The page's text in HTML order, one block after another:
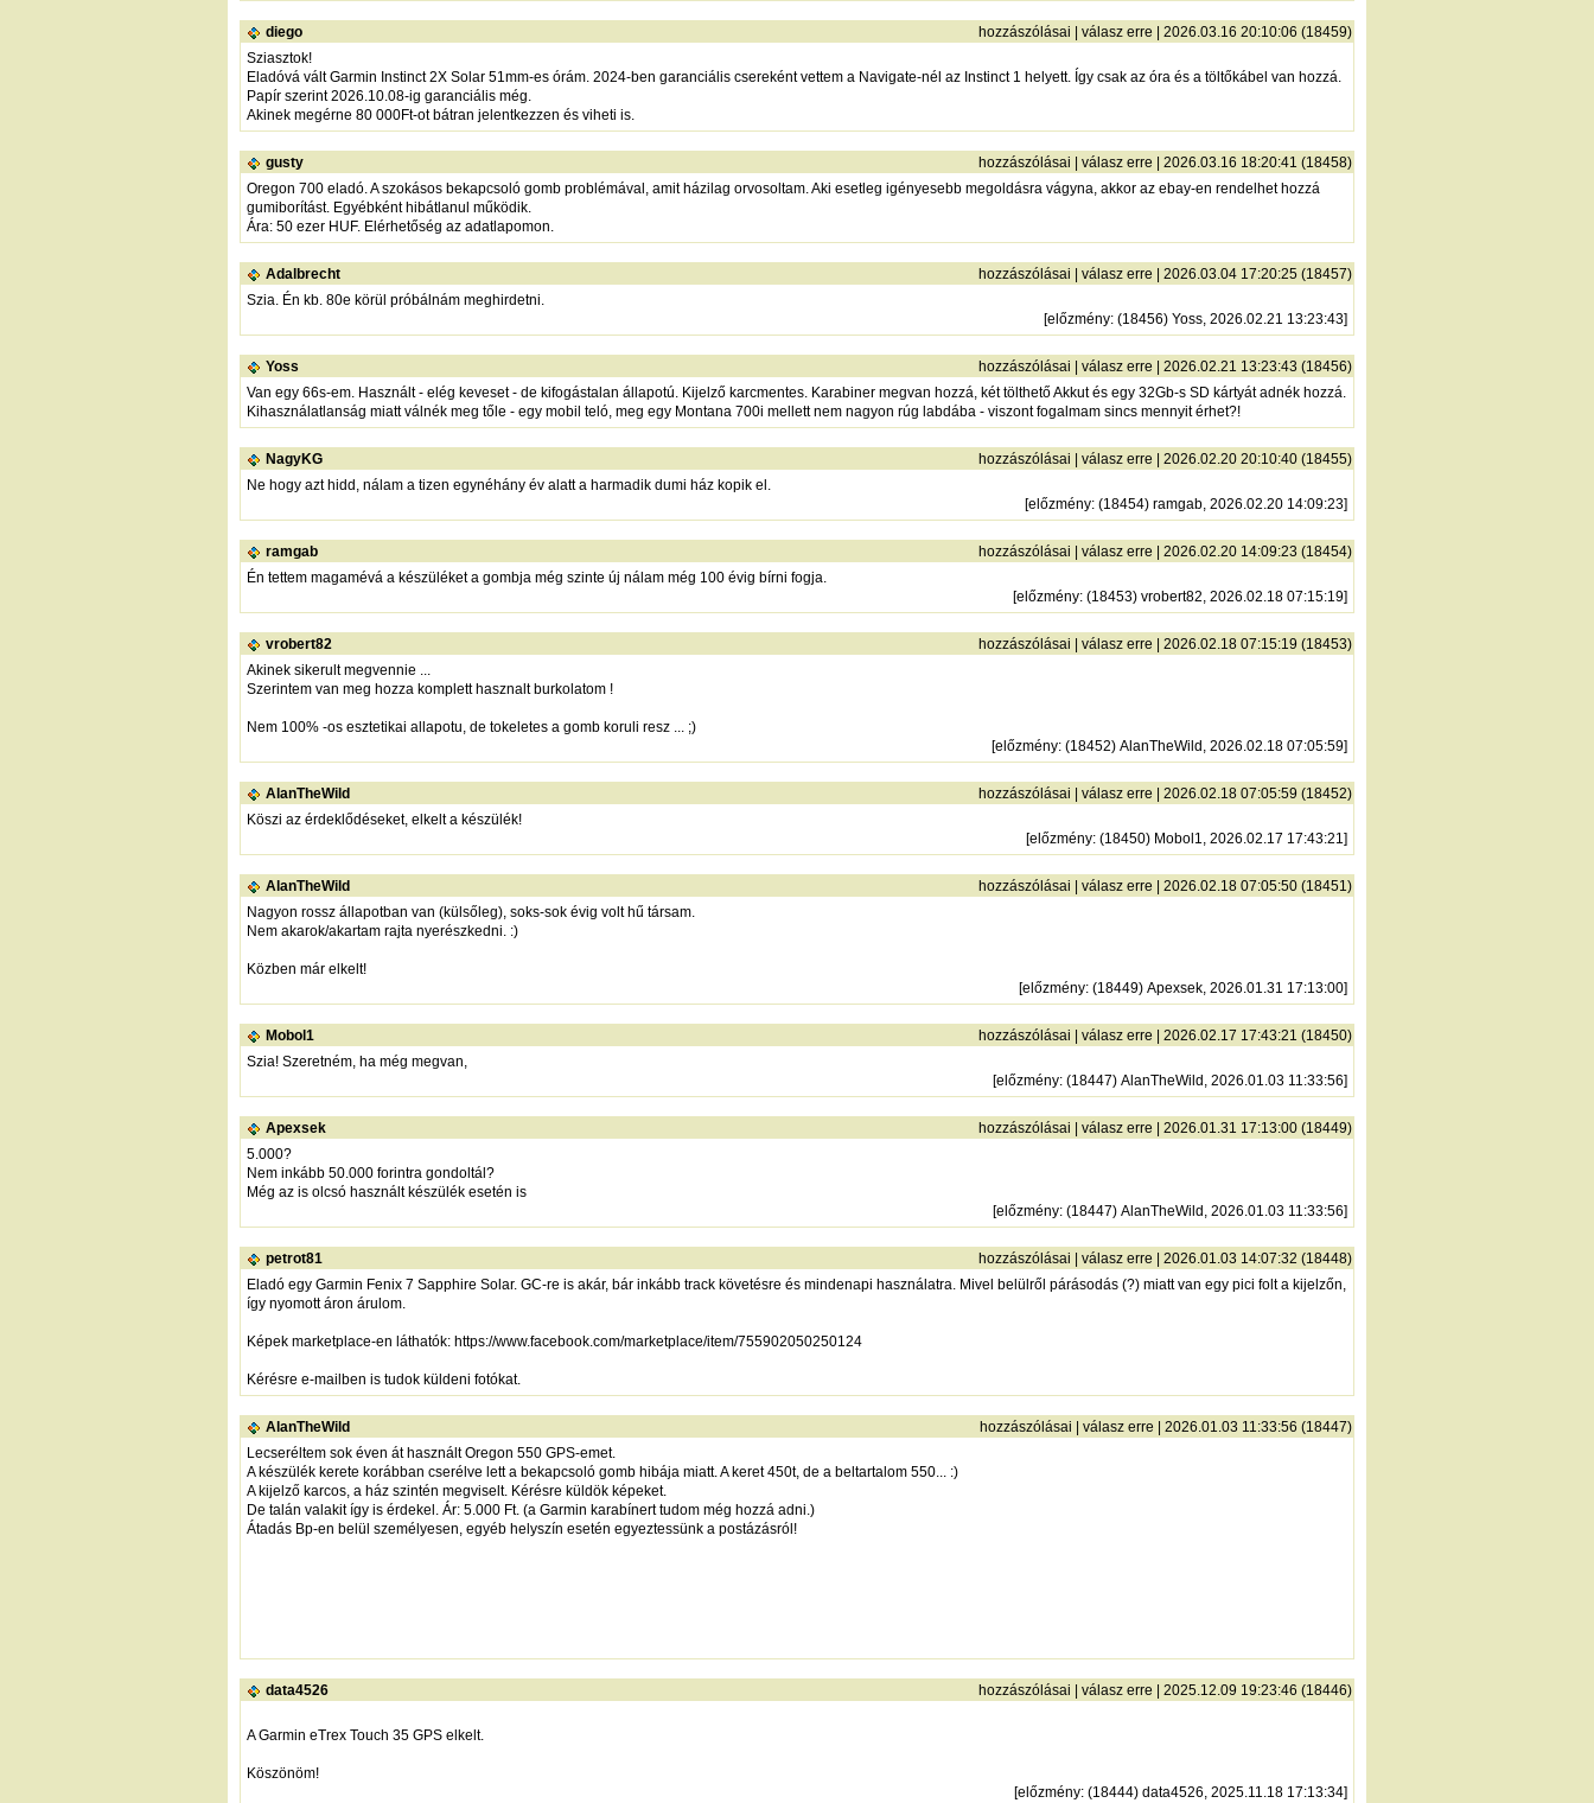
diego hozzászólásai válasz erre | 2026.03.16 20:10:06 (18459)
Sziasztok!
Eladóvá vált Garmin Instinct 2X Solar 51mm-es órám. 2024-ben garanciális csereként vettem a Navigate-nél az Instinct 1 helyett. Így csak az óra és a töltőkábel van hozzá.
Papír szerint 2026.10.08-ig garanciális még.
Akinek megérne 80 000Ft-ot bátran jelentkezzen és viheti is.
gusty hozzászólásai válasz erre | 2026.03.16 18:20:41 (18458)
Oregon 700 eladó. A szokásos bekapcsoló gomb problémával, amit házilag orvosoltam. Aki esetleg igényesebb megoldásra vágyna, akkor az ebay-en rendelhet hozzá
gumiborítást. Egyébként hibátlanul működik.
Ára: 50 ezer HUF. Elérhetőség az adatlapomon.
Adalbrecht hozzászólásai válasz erre | 2026.03.04 17:20:25 (18457)
Szia. Én kb. 80e körül próbálnám meghirdetni.
[előzmény: (18456) Yoss, 2026.02.21 13:23:43]
Yoss hozzászólásai válasz erre | 2026.02.21 13:23:43 (18456)
Van egy 66s-em. Használt - elég keveset - de kifogástalan állapotú. Kijelző karcmentes. Karabiner megvan hozzá, két tölthető Akkut és egy 32Gb-s SD kártyát adnék hozzá.
Kihasználatlanság miatt válnék meg tőle - egy mobil teló, meg egy Montana 700i mellett nem nagyon rúg labdába - viszont fogalmam sincs mennyit érhet?!
NagyKG hozzászólásai válasz erre | 2026.02.20 20:10:40 (18455)
Ne hogy azt hidd, nálam a tizen egynéhány év alatt a harmadik dumi ház kopik el.
[előzmény: (18454) ramgab, 2026.02.20 14:09:23]
ramgab hozzászólásai válasz erre | 2026.02.20 14:09:23 (18454)
Én tettem magamévá a készüléket a gombja még szinte új nálam még 100 évig bírni fogja.
[előzmény: (18453) vrobert82, 2026.02.18 07:15:19]
vrobert82 hozzászólásai válasz erre | 2026.02.18 07:15:19 (18453)
Akinek sikerult megvennie ...
Szerintem van meg hozza komplett hasznalt burkolatom !
Nem 100% -os esztetikai allapotu, de tokeletes a gomb koruli resz ... ;)
[előzmény: (18452) AlanTheWild, 2026.02.18 07:05:59]
AlanTheWild hozzászólásai válasz erre | 2026.02.18 07:05:59 (18452)
Köszi az érdeklődéseket, elkelt a készülék!
[előzmény: (18450) Mobol1, 2026.02.17 17:43:21]
AlanTheWild hozzászólásai válasz erre | 2026.02.18 07:05:50 (18451)
Nagyon rossz állapotban van (külsőleg), soks-sok évig volt hű társam.
Nem akarok/akartam rajta nyerészkedni. :)
Közben már elkelt!
[előzmény: (18449) Apexsek, 2026.01.31 17:13:00]
Mobol1 hozzászólásai válasz erre | 2026.02.17 17:43:21 (18450)
Szia! Szeretném, ha még megvan,
[előzmény: (18447) AlanTheWild, 2026.01.03 11:33:56]
Apexsek hozzászólásai válasz erre | 2026.01.31 17:13:00 (18449)
5.000?
Nem inkább 50.000 forintra gondoltál?
Még az is olcsó használt készülék esetén is
[előzmény: (18447) AlanTheWild, 2026.01.03 11:33:56]
petrot81 hozzászólásai válasz erre | 2026.01.03 14:07:32 (18448)
Eladó egy Garmin Fenix 7 Sapphire Solar. GC-re is akár, bár inkább track követésre és mindenapi használatra. Mivel belülről párásodás (?) miatt van egy pici folt a kijelzőn,
így nyomott áron árulom.
Képek marketplace-en láthatók: https://www.facebook.com/marketplace/item/755902050250124
Kérésre e-mailben is tudok küldeni fotókat.
AlanTheWild hozzászólásai válasz erre | 2026.01.03 11:33:56 (18447)
Lecseréltem sok éven át használt Oregon 550 GPS-emet.
A készülék kerete korábban cserélve lett a bekapcsoló gomb hibája miatt. A keret 450t, de a beltartalom 550... :)
A kijelző karcos, a ház szintén megviselt. Kérésre küldök képeket.
De talán valakit így is érdekel. Ár: 5.000 Ft. (a Garmin karabínert tudom még hozzá adni.)
Átadás Bp-en belül személyesen, egyéb helyszín esetén egyeztessünk a postázásról!
data4526 hozzászólásai válasz erre | 2025.12.09 19:23:46 (18446)
A Garmin eTrex Touch 35 GPS elkelt.
Köszönöm!
[előzmény: (18444) data4526, 2025.11.18 17:13:34]